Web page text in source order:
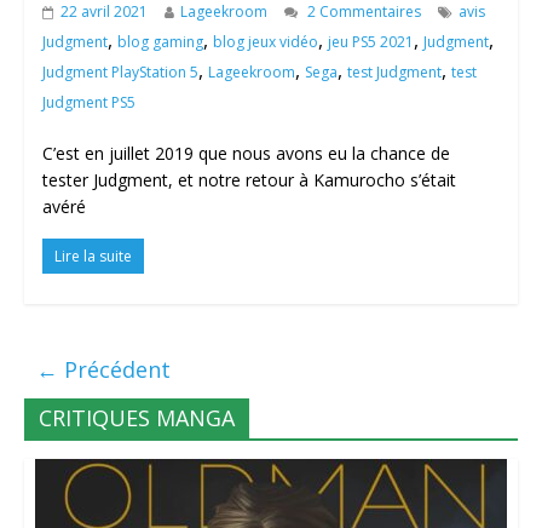
22 avril 2021 Lageekroom 2 Commentaires
avis
Judgment, blog gaming, blog jeux vidéo, jeu PS5 2021 , Judgment,
Judgment PlayStation 5, Lageekroom, Sega, test Judgment, test
Judgment PS5
C’est en juillet 2019 que nous avons eu la chance de
tester Judgment, et notre retour à Kamurocho s’était
avéré
Lire la suite
← Précédent
CRITIQUES MANGA